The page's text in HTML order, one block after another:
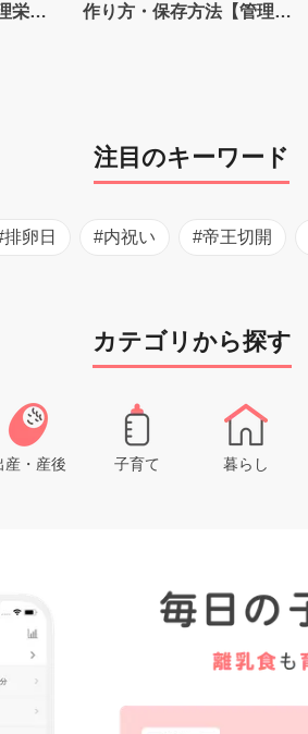
栄養
作り方・保存方法【管理栄
注目のキーワード
排卵日 #内祝い #帝王切開
カテゴリから探す
産・産後 子育て 暮らし